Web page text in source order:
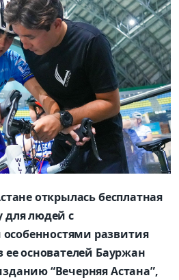
открылась бесплатная
для людей с
развития
ее основателей Бауржан
“Вечерняя Астана”,